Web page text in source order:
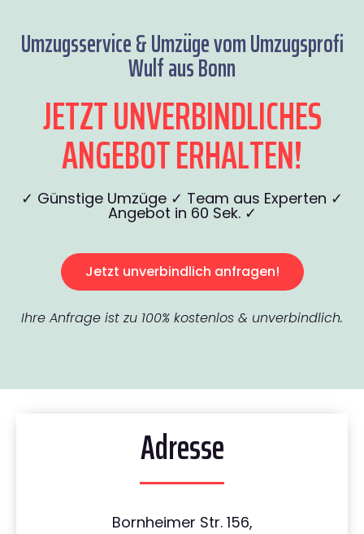
Umzugsservice & Umzüge vom Umzugsprofi
Wulf aus Bonn
JETZT UNVERBINDLICHES
ANGEBOT ERHALTEN!
✓ Günstige Umzüge ✓ Team aus Experten ✓
Angebot in 60 Sek. ✓
Jetzt unverbindlich anfragen!
Ihre Anfrage ist zu 100% kostenlos & unverbindlich.
Adresse
Bornheimer Str. 156,